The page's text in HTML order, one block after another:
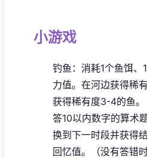
小游戏
钓鱼：消耗1个鱼饵、
力值。在河边获得稀
获得稀有度3-4的鱼。
答10以内数字的算术
换到下一时段并获得
回忆值。（没有答错